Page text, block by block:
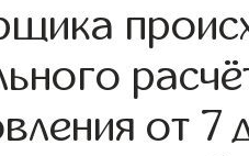
от 7